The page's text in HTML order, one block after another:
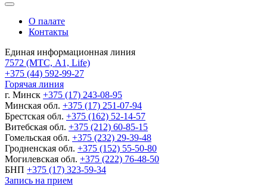
О палате
Контакты
Единая информационная линия
7572 (МТС, A1, Life)
+375 (44) 592-99-27
Горячая линия
г. Минск +375 (17) 243-08-95
Минская обл. +375 (17) 251-07-94
Брестская обл. +375 (162) 52-14-57
Витебская обл. +375 (212) 60-85-15
Гомельская обл. +375 (232) 29-39-48
Гродненская обл. +375 (152) 55-50-80
Могилевская обл. +375 (222) 76-48-50
БНП +375 (17) 323-59-34
Запись на прием